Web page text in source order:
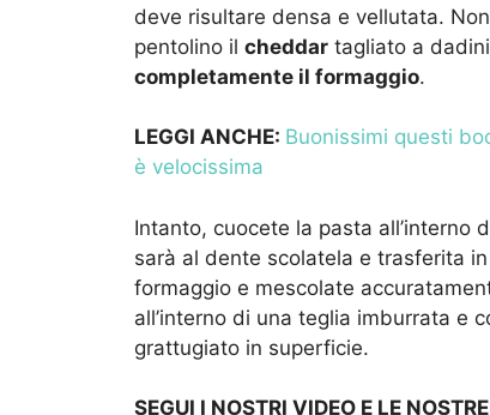
deve risultare densa e vellutata.
pentolino il cheddar tagliato a
completamente il formaggio.
LEGGI ANCHE: Buonissimi questi
è velocissima
Intanto, cuocete la pasta all’interno
sarà al dente scolatela e trasferita
formaggio e mescolate
all’interno di una teglia imburrata e
grattugiato in superficie.
SEGUI I NOSTRI VIDEO E LE